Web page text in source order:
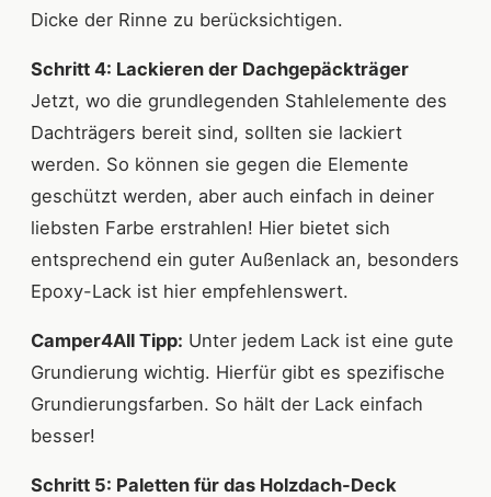
Dicke der Rinne zu berücksichtigen.
Schritt 4: Lackieren der Dachgepäckträger
Jetzt, wo die grundlegenden Stahlelemente des
Dachträgers bereit sind, sollten sie lackiert
werden. So können sie gegen die Elemente
geschützt werden, aber auch einfach in deiner
liebsten Farbe erstrahlen! Hier bietet sich
entsprechend ein guter Außenlack an, besonders
Epoxy-Lack ist hier empfehlenswert.
Camper4All Tipp: Unter jedem Lack ist eine gute
Grundierung wichtig. Hierfür gibt es spezifische
Grundierungsfarben. So hält der Lack einfach
besser!
Schritt 5: Paletten für das Holzdach-Deck